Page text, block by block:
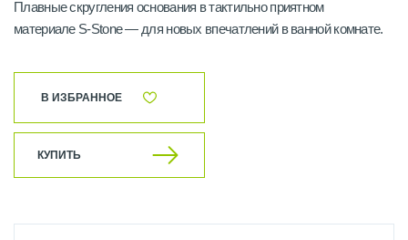
Плавные скругления основания в тактильно приятном
материале S-Stone — для новых впечатлений в ванной комнате.
В ИЗБРАННОЕ
КУПИТЬ